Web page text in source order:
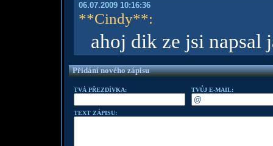
06.07.2009 10:16:36
**Cindy**:
ahoj dik ze jsi napsal
Přidání nového zápisu
TVÁ PŘEZDÍVKA: TVŮJ E-MAIL:
TEXT ZÁPISU: